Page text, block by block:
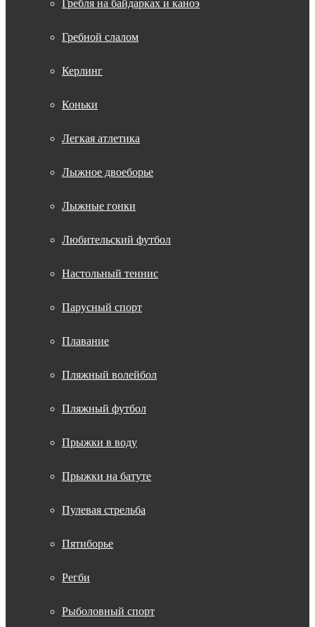
Гребля на байдарках и каноэ
Гребной слалом
Керлинг
Коньки
Легкая атлетика
Лыжное двоеборье
Лыжные гонки
Любительский футбол
Настольный теннис
Парусный спорт
Плавание
Пляжный волейбол
Пляжный футбол
Прыжки в воду
Прыжки на батуте
Пулевая стрельба
Пятиборье
Регби
Рыболовный спорт